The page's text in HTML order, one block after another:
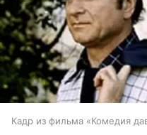
Кадр из фильма «Комедия